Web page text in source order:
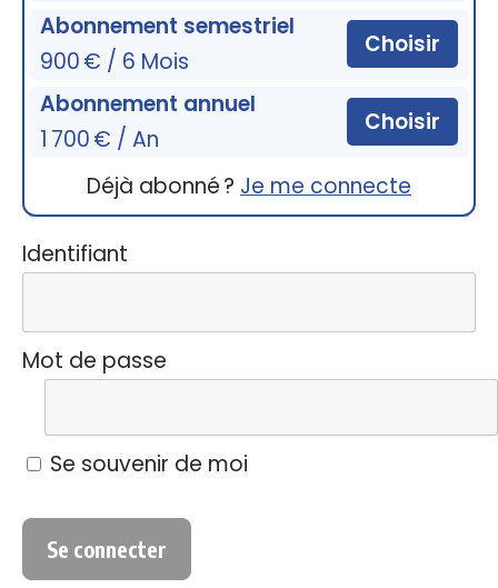
Abonnement semestriel
900 € / 6 Mois
Choisir
Abonnement annuel
1 700 € / An
Choisir
Déjà abonné ? Je me connecte
Identifiant
Mot de passe
Se souvenir de moi